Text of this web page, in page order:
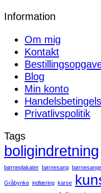
Information
Om mig
Kontakt
Blog
Min konto
Privatlivspolitik
Tags
boligindretning
børneplakater børnesang
Gråbynke indlæring karse